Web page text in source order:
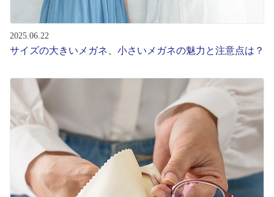
2025.06.22
サイズの大きいメガネ、小さいメガネの魅力と注意点は？